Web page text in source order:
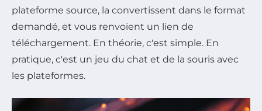
plateforme source, la convertissent dans le format
demandé, et vous renvoient un lien de
téléchargement. En théorie, c'est simple. En
pratique, c'est un jeu du chat et de la souris avec
les plateformes.